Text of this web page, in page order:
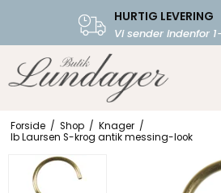
HURTIG LEVERING
Vi sender indenfor
FRI FRAGT
Starter fra 39,-
Forside / Shop / Knager /
Ib Laursen S-krog antik messing-look